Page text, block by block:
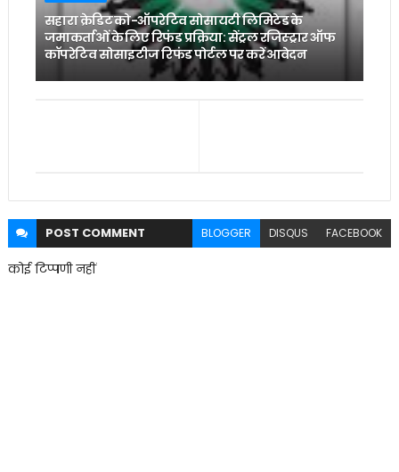
सहारा क्रेडिट को-ऑपरेटिव सोसायटी लिमिटेड के
जमाकर्ताओं के लिए रिफंड प्रक्रिया: सेंट्रल रजिस्ट्रार ऑफ
कॉपरेटिव सोसाइटीज रिफंड पोर्टल पर करें आवेदन
POST COMMENT BLOGGER DISQUS FACEBOOK
कोई टिप्पणी नहीं